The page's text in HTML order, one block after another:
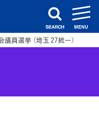
search
員選挙 （埼玉 27統一）